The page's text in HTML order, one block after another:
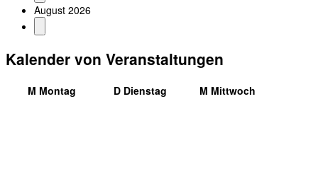
August 2026
Kalender von Veranstaltungen
M Montag D Dienstag M Mittwoch